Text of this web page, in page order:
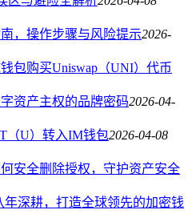
，操作步骤与风险提示2026-
包购买Uniswap（UNI）代币
资产主权的品牌密码2026-04-
（U）转入IM钱包2026-04-08
安全删除授权，守护资产安全
年深耕，打造全球领先的加密钱